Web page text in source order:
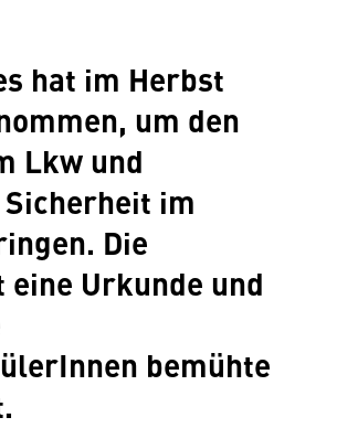
hat im Herbst
um den
Lkw und
Sicherheit im
Die
Urkunde und
bemühte